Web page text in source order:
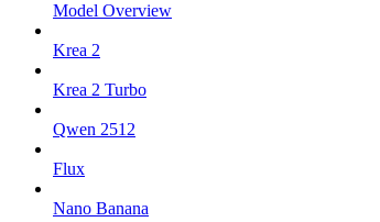
Model Overview
Krea 2
Krea 2 Turbo
Qwen 2512
Flux
Nano Banana